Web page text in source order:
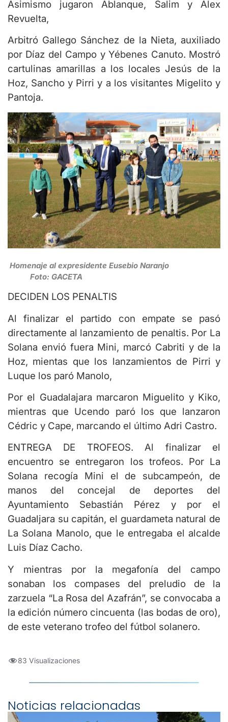
Asimismo jugaron Ablanque, Salim y Alex
Revuelta,
Arbitró Gallego Sánchez de la Nieta, auxiliado
por Díaz del Campo y Yébenes Canuto. Mostró
cartulinas amarillas a los locales Jesús de la
Hoz, Sancho y Pirri y a los visitantes Migelito y
Pantoja.
Homenaje al expresidente Eusebio Naranjo
Foto: GACETA
DECIDEN LOS PENALTIS
Al finalizar el partido con empate se pasó
directamente al lanzamiento de penaltis. Por La
Solana envió fuera Mini, marcó Cabriti y de la
Hoz, mientas que los lanzamientos de Pirri y
Luque los paró Manolo,
Por el Guadalajara marcaron Miguelito y Kiko,
mientras que Ucendo paró los que lanzaron
Cédric y Cape, marcando el último Adri Castro.
ENTREGA DE TROFEOS. Al finalizar el
encuentro se entregaron los trofeos. Por La
Solana recogía Mini el de subcampeón, de
manos del concejal de deportes del
Ayuntamiento Sebastián Pérez y por el
Guadaljara su capitán, el guardameta natural de
La Solana Manolo, que le entregaba el alcalde
Luis Díaz Cacho.
Y mientras por la megafonía del campo
sonaban los compases del preludio de la
zarzuela “La Rosa del Azafrán”, se convocaba a
la edición número cincuenta (las bodas de oro),
de este veterano trofeo del fútbol solanero.
83 Visualizaciones
Noticias relacionadas